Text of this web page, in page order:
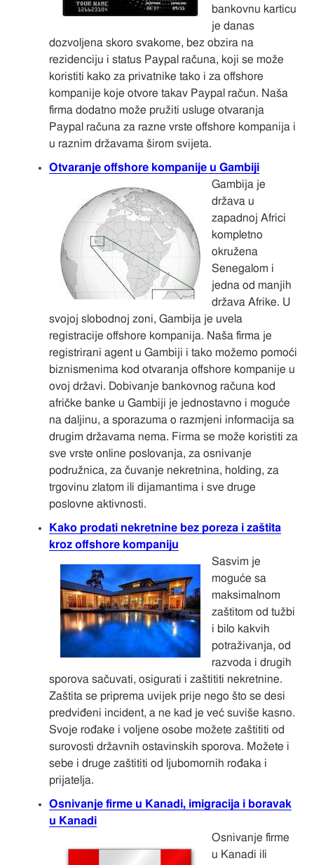
bankovnu karticu
je danas
dozvoljena skoro svakome, bez obzira na
rezidenciju i status Paypal računa, koji se može
koristiti kako za privatnike tako i za offshore
kompanije koje otvore takav Paypal račun. Naša
firma dodatno može pružiti usluge otvaranja
Paypal računa za razne vrste offshore kompanija i
u raznim državama širom svijeta.
Otvaranje offshore kompanije u Gambiji
Gambija je
država u
zapadnoj Africi
kompletno
okružena
Senegalom i
jedna od manjih
država Afrike. U
svojoj slobodnoj zoni, Gambija je uvela
registracije offshore kompanija. Naša firma je
registrirani agent u Gambiji i tako možemo pomoći
biznismenima kod otvaranja offshore kompanije u
ovoj državi. Dobivanje bankovnog računa kod
afričke banke u Gambiji je jednostavno i moguće
na daljinu, a sporazuma o razmjeni informacija sa
drugim državama nema. Firma se može koristiti za
sve vrste online poslovanja, za osnivanje
podružnica, za čuvanje nekretnina, holding, za
trgovinu zlatom ili dijamantima i sve druge
poslovne aktivnosti.
Kako prodati nekretnine bez poreza i zaštita
kroz offshore kompaniju
Sasvim je
moguće sa
maksimalnom
zaštitom od tužbi
i bilo kakvih
potraživanja, od
razvoda i drugih
sporova sačuvati, osigurati i zaštititi nekretnine.
Zaštita se priprema uvijek prije nego što se desi
predviđeni incident, a ne kad je već suviše kasno.
Svoje rođake i voljene osobe možete zaštititi od
surovosti državnih ostavinskih sporova. Možete i
sebe i druge zaštititi od ljubomornih rođaka i
prijatelja.
Osnivanje firme u Kanadi, imigracija i boravak
u Kanadi
Osnivanje firme
u Kanadi ili